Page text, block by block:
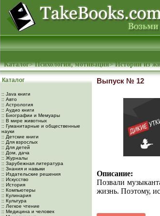
Каталог>Психология, мотивация>Истории из
Каталог
:: Java книги
:: Авто
:: Астрология
:: Аудио книги
:: Биографии и Мемуары
:: В мире животных
:: Гуманитарные и общественные
науки
:: Детские книги
:: Для взрослых
:: Для детей
:: Дом, дача
:: Журналы
:: Зарубежная литература
:: Знания и навыки
:: Издательские решения
:: Искусство
:: История
:: Компьютеры
:: Кулинария
:: Культура
:: Легкое чтение
:: Медицина и человек
Выпуск № 12
Описание:
Позвали
жизнь. Поэтому,